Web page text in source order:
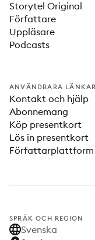
Storytel Original
Författare
Uppläsare
Podcasts
ANVÄNDBARA LÄNKAR
Kontakt och hjälp
Abonnemang
Köp presentkort
Lös in presentkort
Författarplattform
SPRÅK OCH REGION
Svenska